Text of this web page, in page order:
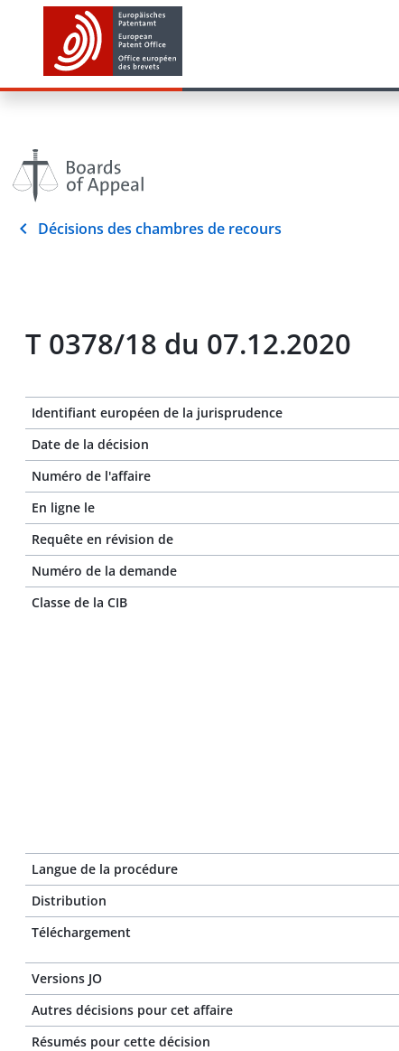
Décisions des chambres de recours
T 0378/18 du 07.12.2020
Identifiant européen de la jurisprudence
Date de la décision
Numéro de l'affaire
En ligne le
Requête en révision de
Numéro de la demande
Classe de la CIB
Langue de la procédure
Distribution
Téléchargement
Versions JO
Autres décisions pour cet affaire
Résumés pour cette décision